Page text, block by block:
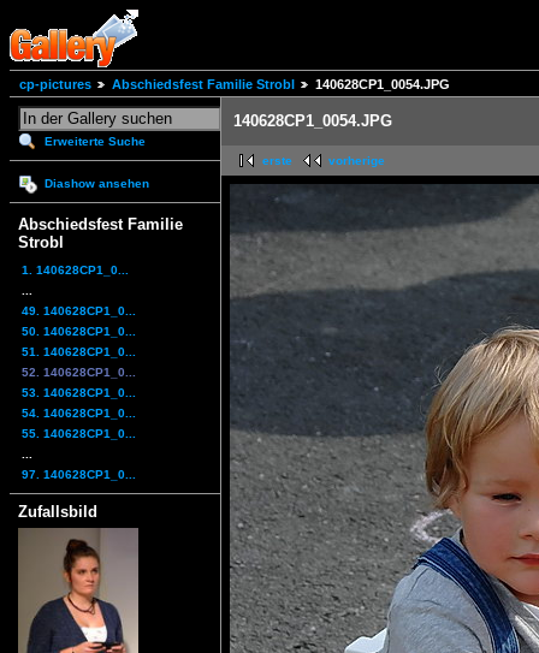
cp-pictures Abschiedsfest Familie Strobl 140628CP1_0054.JPG
Erweiterte Suche
Diashow ansehen
Abschiedsfest Familie
Strobl
1. 140628CP1_0...
49. 140628CP1_0...
50. 140628CP1_0...
51. 140628CP1_0...
52. 140628CP1_0...
53. 140628CP1_0...
54. 140628CP1_0...
55. 140628CP1_0...
97. 140628CP1_0...
Zufallsbild
140628CP1_0054.JPG
erste vorherige